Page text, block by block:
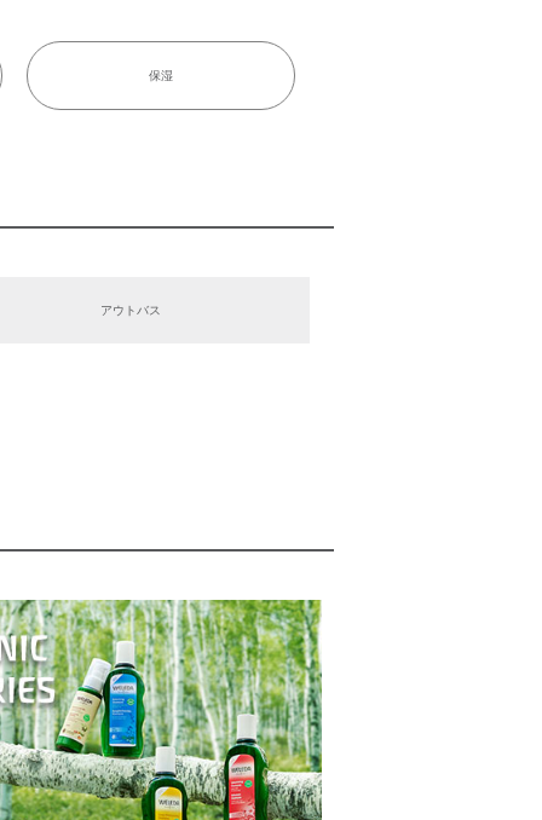
保湿
アウトバス